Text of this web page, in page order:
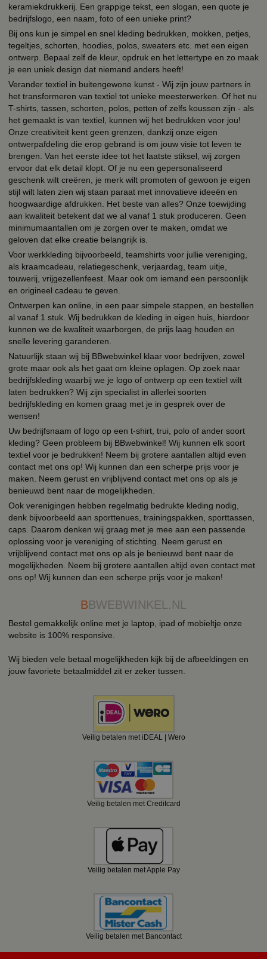
keramiekdrukkerij. Een grappige tekst, een slogan, een quote je
bedrijfslogo, een naam, foto of een unieke print?
Bij ons kun je simpel en snel kleding bedrukken, mokken, petjes,
tegeltjes, schorten, hoodies, polos, sweaters etc. met een eigen
ontwerp. Bepaal zelf de kleur, opdruk en het lettertype en zo maak
je een uniek design dat niemand anders heeft!
Verander textiel in buitengewone kunst - Wij zijn jouw partners in
het transformeren van textiel tot unieke meesterwerken. Of het nu
T-shirts, tassen, schorten, polos, petten of zelfs koussen zijn - als
het gemaakt is van textiel, kunnen wij het bedrukken voor jou!
Onze creativiteit kent geen grenzen, dankzij onze eigen
ontwerpafdeling die erop gebrand is om jouw visie tot leven te
brengen. Van het eerste idee tot het laatste stiksel, wij zorgen
ervoor dat elk detail klopt. Of je nu een gepersonaliseerd
geschenk wilt creëren, je merk wilt promoten of gewoon je eigen
stijl wilt laten zien wij staan paraat met innovatieve ideeën en
hoogwaardige afdrukken. Het beste van alles? Onze toewijding
aan kwaliteit betekent dat we al vanaf 1 stuk produceren. Geen
minimumaantallen om je zorgen over te maken, omdat we
geloven dat elke creatie belangrijk is.
Voor werkkleding bijvoorbeeld, teamshirts voor jullie vereniging,
als kraamcadeau, relatiegeschenk, verjaardag, team uitje,
touwerij, vrijgezellenfeest. Maar ook om iemand een persoonlijk
en origineel cadeau te geven.
Ontwerpen kan online, in een paar simpele stappen, en bestellen
al vanaf 1 stuk. Wij bedrukken de kleding in eigen huis, hierdoor
kunnen we de kwaliteit waarborgen, de prijs laag houden en
snelle levering garanderen.
Natuurlijk staan wij bij BBwebwinkel klaar voor bedrijven, zowel
grote maar ook als het gaat om kleine oplagen. Op zoek naar
bedrijfskleding waarbij we je logo of ontwerp op een textiel wilt
laten bedrukken? Wij zijn specialist in allerlei soorten
bedrijfskleding en komen graag met je in gesprek over de
wensen!
Uw bedrijfsnaam of logo op een t-shirt, trui, polo of ander soort
kleding? Geen probleem bij BBwebwinkel! Wij kunnen elk soort
textiel voor je bedrukken! Neem bij grotere aantallen altijd even
contact met ons op! Wij kunnen dan een scherpe prijs voor je
maken. Neem gerust en vrijblijvend contact met ons op als je
benieuwd bent naar de mogelijkheden.
Ook verenigingen hebben regelmatig bedrukte kleding nodig,
denk bijvoorbeeld aan sporttenues, trainingspakken, sporttassen,
caps. Daarom denken wij graag met je mee aan een passende
oplossing voor je vereniging of stichting. Neem gerust en
vrijblijvend contact met ons op als je benieuwd bent naar de
mogelijkheden. Neem bij grotere aantallen altijd even contact met
ons op! Wij kunnen dan een scherpe prijs voor je maken!
BBWEBWINKEL.NL
Bestel gemakkelijk online met je laptop, ipad of mobieltje onze
website is 100% responsive.
Wij bieden vele betaal mogelijkheden kijk bij de afbeeldingen en
jouw favoriete betaalmiddel zit er zeker tussen.
Veilig betalen met iDEAL | Wero
Veilig betalen met Creditcard
Veilig betalen met Apple Pay
Veilig betalen met Bancontact